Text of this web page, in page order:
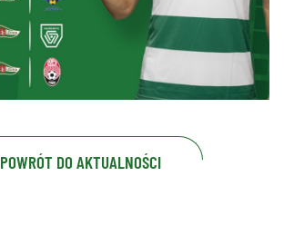
POWRÓT DO AKTUALNOŚCI